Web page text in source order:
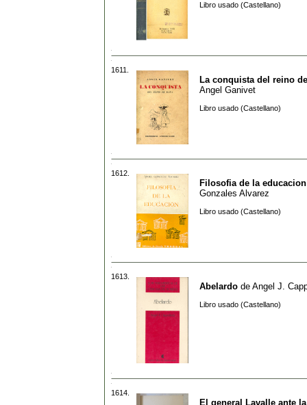
Libro usado (Castellano)
1611.
La conquista del reino
Angel Ganivet
Libro usado (Castellano)
1612.
Filosofia de la educacion
Gonzales Alvarez
Libro usado (Castellano)
1613.
Abelardo de Angel J.
Libro usado (Castellano)
1614.
El general Lavalle ante